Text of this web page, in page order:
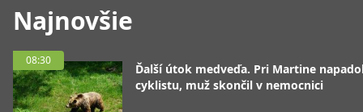
Najnovšie
08:30
Ďalší útok medveďa. Pri Martine
cyklistu, muž skončil v nemocnici